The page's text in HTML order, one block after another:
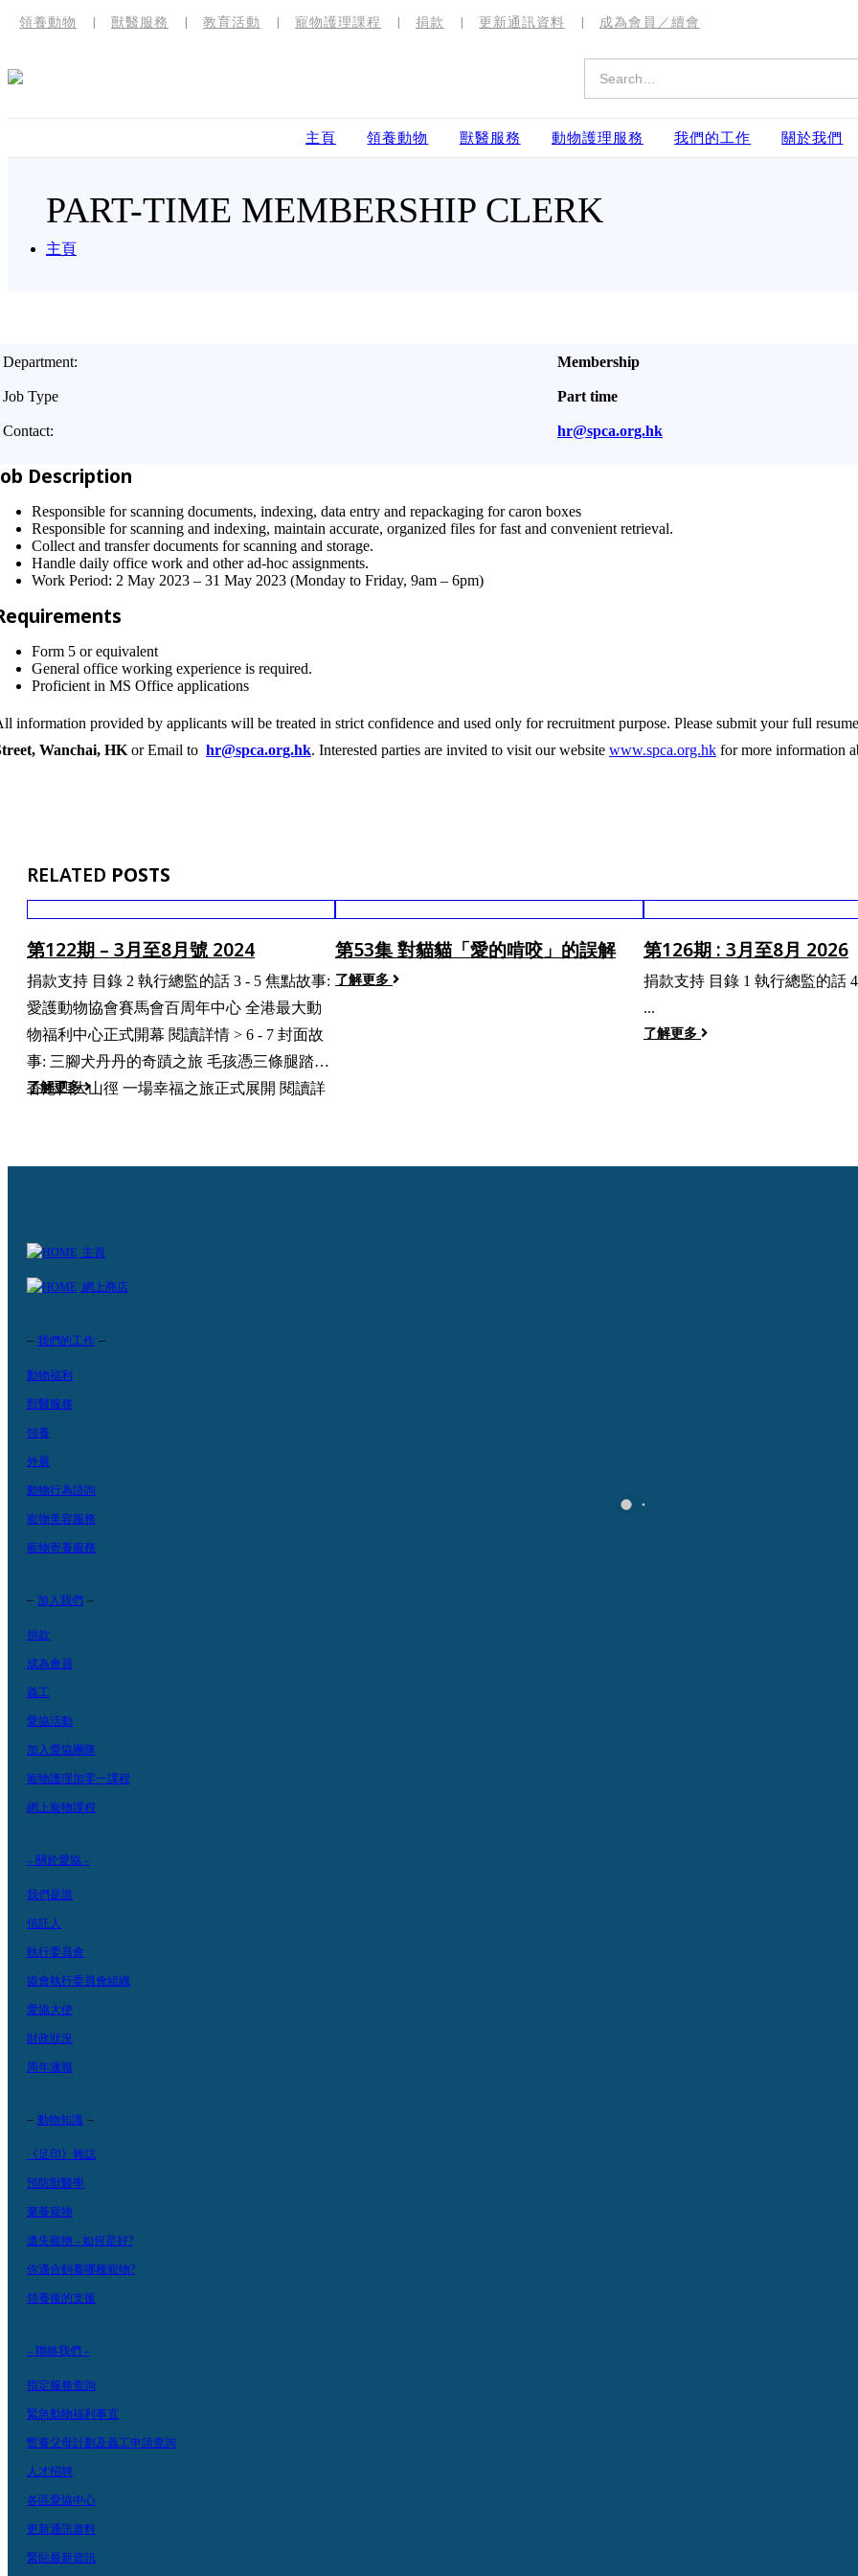
領養動物 獸醫服務 教育活動 寵物護理課程 捐款 更新通訊資料 成為會員／續會
主頁 領養動物 獸醫服務 動物護理服務 我們的工作 關於我們
PART-TIME MEMBERSHIP CLERK
主頁
Department: Membership
Job Type Part time
Contact: hr@spca.org.hk
Description
Responsible for scanning documents, indexing, data entry and repackaging for caron boxes
Responsible for scanning and indexing, maintain accurate, organized files for fast and convenient retrieval.
Collect and transfer documents for scanning and storage.
Handle daily office work and other ad-hoc assignments.
Work Period: 2 May 2023 – 31 May 2023 (Monday to Friday, 9am – 6pm)
Form 5 or equivalent
General office working experience is required.
Proficient in MS Office applications
information provided by applicants will be treated in strict confidence and used only for recruitment purpose. Please submit your full
Wanchai, HK or Email to hr@spca.org.hk. Interested parties are invited to visit our website www.spca.org.hk for more information
RELATED POSTS
第122期 – 3月至8月號 2024
捐款支持 目錄 2 執行總監的話 3 - 5 焦點故事:
愛護動物協會賽馬會百周年中心 全港最大動
物福利中心正式開幕 閱讀詳情 > 6 - 7 封面故
事: 三腳犬丹丹的奇蹟之旅 毛孩憑三條腿踏足
香港四大山徑 一場幸福之旅正式展開 閱讀詳
計 保障野生動物安全 閱讀詳情 > 14 領養資訊
了解更多
第53集 對貓貓「愛的啃咬」的誤解
了解更多
第126期 : 3月至8月 2026
捐款支持 目錄 1 執行總監的話 4 - 7 封面故事
...
了解更多
主頁
網上商店
– 我們的工作 –
動物福利
獸醫服務
領養
外展
動物行為諮詢
寵物美容服務
寵物寄養服務
– 加入我們 –
捐款
成為會員
義工
愛協活動
加入愛協團隊
寵物護理加零一課程
網上寵物課程
– 關於愛協 –
我們是誰
信託人
執行委員會
協會執行委員會組織
愛協大使
財政狀況
周年滙報
– 動物知識 –
《足印》雜誌
預防獸醫學
棄養寵物
遺失寵物 - 如何是好?
你適合飼養哪種寵物?
領養後的支援
– 聯絡我們 –
指定服務查詢
緊急動物福利事宜
暫養父母計劃及義工申請查詢
人才招聘
各區愛協中心
更新通訊資料
緊貼最新資訊